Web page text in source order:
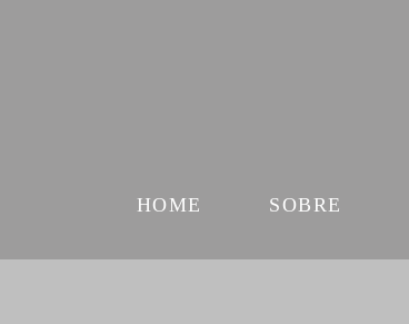
HOME SOBRE